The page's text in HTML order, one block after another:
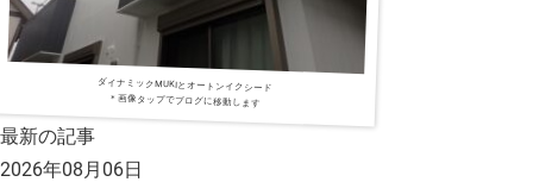
ダイナミックMUKIとオートンイクシード
＊画像タップでブログに移動します
最新の記事
2026年08月06日